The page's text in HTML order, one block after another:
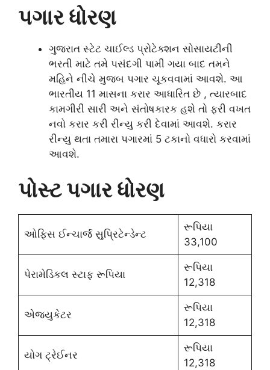
પગાર ધોરણ
ગુજરાત સ્ટેટ ચાઈલ્ડ પ્રોટેક્શન સોસાયટીની
ભરતી માટે તમે પસંદગી પામી ગયા બાદ તમને
મહિને નીચે મુજબ પગાર ચૂકવવામાં આવશે. આ
ભારતીય 11 માસના કરાર આધારિત છે , ત્યારબાદ
કામગીરી સારી અને સંતોષકારક હશે તો ફરી વખત
નવો કરાર કરી રીન્યુ કરી દેવામાં આવશે. કરાર
રીન્યુ થતા તમારા પગારમાં 5 ટકાનો વધારો કરવામાં
આવશે.
પોસ્ટ પગાર ધોરણ
ઓફિસ ઈન્ચાર્જ સુપ્રિટેન્ડેન્ટ
રૂપિયા
33,100
પેરામેડિકલ સ્ટાફ રૂપિયા
રૂપિયા
12,318
એજ્યુકેટર
રૂપિયા
12,318
યોગ ટ્રેઈનર
રૂપિયા
12,318